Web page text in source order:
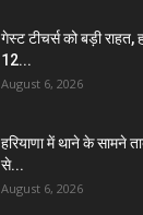
गेस्ट टीचर्स को बड़ी राहत,
12...
August 6, 2026
हरियाणा में थाने के सामने
से...
August 6, 2026